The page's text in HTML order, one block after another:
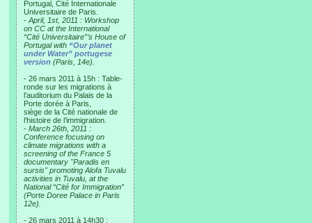
Portugal, Cité Internationale
Universitaire de Paris.
- April, 1st, 2011 : Workshop
on CC at the International
“Cité Universitaire”’s House of
Portugal with “Our planet
under Water” portugese
version (Paris, 14e).
- 26 mars 2011 à 15h : Table-
ronde sur les migrations à
l’auditorium du Palais de la
Porte dorée à Paris,
siège de la Cité nationale de
l’histoire de l’immigration.
- March 26th, 2011 :
Conference focusing on
climate migrations with a
screening of the France 5
documentary "Paradis en
sursis" promoting Alofa Tuvalu
activities in Tuvalu, at the
National “Cité for Immigration”
(Porte Doree Palace in Paris
12e).
- 26 mars 2011 à 14h30 :